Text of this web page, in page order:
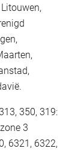
350, 319:
3
6321, 6322,